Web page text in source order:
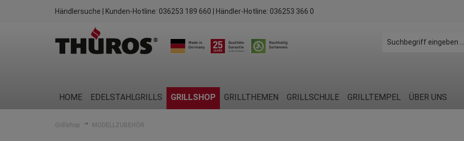
Händlersuche | Kunden-Hotline: 036253 189 660 | Händler-Hotline: 036253 366 0
HOME EDELSTAHLGRILLS GRILLSHOP GRILLTHEMEN GRILLSCHULE GRILLTEMPEL ÜBER UNS
Grillshop MODELLZUBEHÖR